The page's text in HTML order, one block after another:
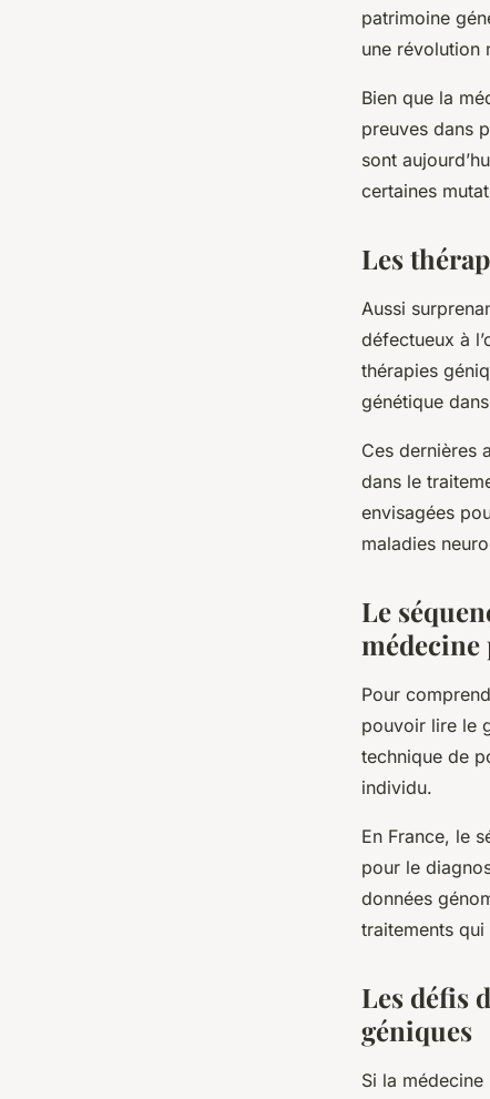
patrimoine
une révolution
Bien que la
preuves dans
sont
certaines
Les
Aussi
défectueux à
thérapies
génétique
Ces dernières
dans le
envisagées
maladies
Le
médecine
Pour
pouvoir lire le
technique de
individu.
En France, le
pour le
données
traitements
Les défis
géniques
Si la